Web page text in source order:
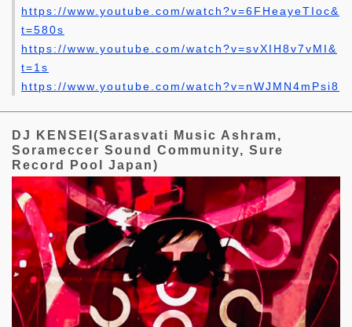
https://www.youtube.com/watch?v=6FHeayeTIoc&
t=580s
https://www.youtube.com/watch?v=svXIH8v7vMI&
t=1s
https://www.youtube.com/watch?v=nWJMN4mPsi8
DJ KENSEI(Sarasvati Music Ashram,
Sorameccer Sound Community, Sure
Record Pool Japan)